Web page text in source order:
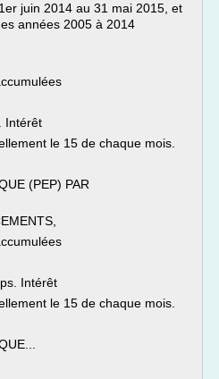
juin 2014 au 31 mai 2015, et
années 2005 à 2014
Intérêt
le 15 de chaque mois.
(PEP) PAR
Intérêt
le 15 de chaque mois.